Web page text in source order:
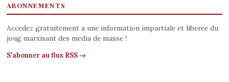
ABONNEMENTS
Accedez gratuitement a une information impartiale et liberee du
joug marxisant des media de masse !
S'abonner au flux RSS →